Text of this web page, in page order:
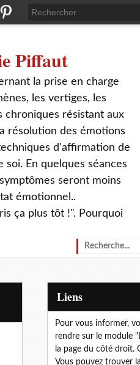
Piffaut
la prise en charge
les vertiges, les
chroniques résistant aux
résolution des émotions
d'affirmation de
En quelques séances
seront moins
émotionnel..
ça plus tôt !". Pourquoi
Liens
Pour vous informer,
rendre sur le module
la page du côté droit.
Vous pouvez trouver